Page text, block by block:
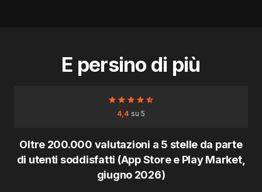
E persino di più
4,4 su 5
Oltre 200.000 valutazioni a 5 stelle da parte
di utenti soddisfatti (App Store e Play Market,
giugno 2026)